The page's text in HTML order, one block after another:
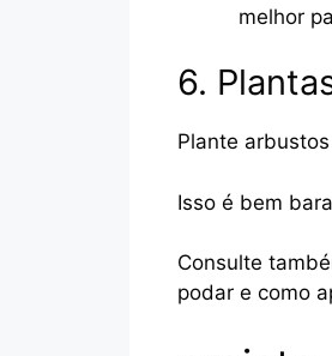
melhor
6.
Plante
Isso é bem
Consulte
podar e como